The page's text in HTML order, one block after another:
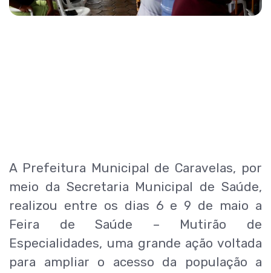
A Prefeitura Municipal de Caravelas, por
meio da Secretaria Municipal de Saúde,
realizou entre os dias 6 e 9 de maio a
Feira de Saúde – Mutirão de
Especialidades, uma grande ação voltada
para ampliar o acesso da população a